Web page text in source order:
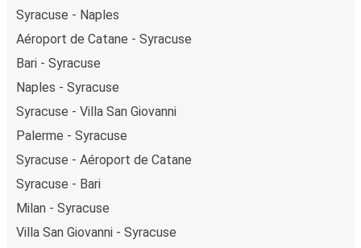
Syracuse - Naples
Aéroport de Catane - Syracuse
Bari - Syracuse
Naples - Syracuse
Syracuse - Villa San Giovanni
Palerme - Syracuse
Syracuse - Aéroport de Catane
Syracuse - Bari
Milan - Syracuse
Villa San Giovanni - Syracuse